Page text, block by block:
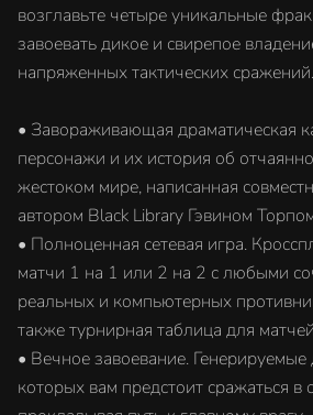
возглавьте четыре уникальные
завоевать дикое и свирепое
напряженных тактических сражений.
• Завораживающая драматическая
персонажи и их история об
жестоком мире, написанная
автором Black Library Гэвином
• Полноценная сетевая игра.
матчи 1 на 1 или 2 на 2 с любыми
реальных и компьютерных
также турнирная таблица для
• Вечное завоевание.
которых вам предстоит сражаться в